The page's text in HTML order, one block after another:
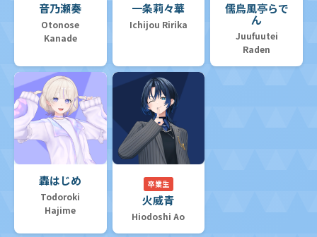
音乃瀬奏
Otonose
Kanade
一条莉々華
Ichijou Ririka
儒烏風亭らで
ん
Juufuutei
Raden
轟はじめ
Todoroki
Hajime
卒業生
火威青
Hiodoshi Ao